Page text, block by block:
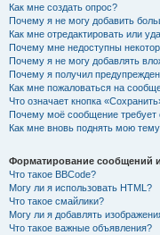
Как мне создать опрос?
Почему я не могу добавить
Как мне отредактировать или
Почему мне недоступны
Почему я не могу добавлять
Почему я получил
Как мне пожаловаться на
Что означает кнопка
Почему моё сообщение требует
Как мне вновь поднять мою
Форматирование сообщений
Что такое BBCode?
Могу ли я использовать HTML?
Что такое смайлики?
Могу ли я добавлять
Что такое важные объявления?